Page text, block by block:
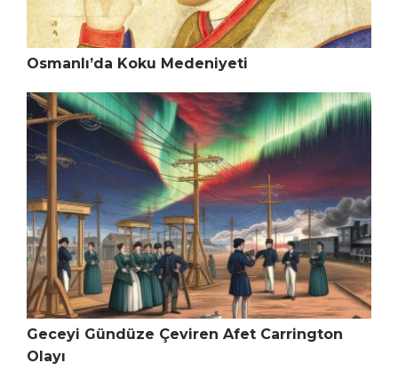
Osmanlı’da Koku Medeniyeti
Geceyi Gündüze Çeviren Afet Carrington
Olayı